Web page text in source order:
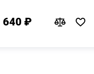
640 ₽